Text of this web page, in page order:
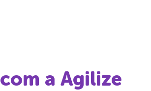
com a Agilize